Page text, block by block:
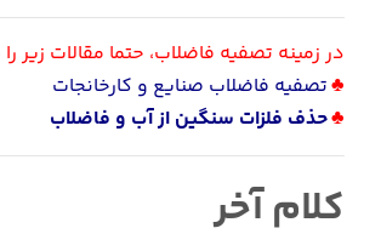
در زمینه تصفیه فاضلاب، حتما مقالات زیر
♣تصفیه فاضلاب صنایع و کارخانجات
♣حذف فلزات سنگین از آب و فاضلاب
کلام آخر